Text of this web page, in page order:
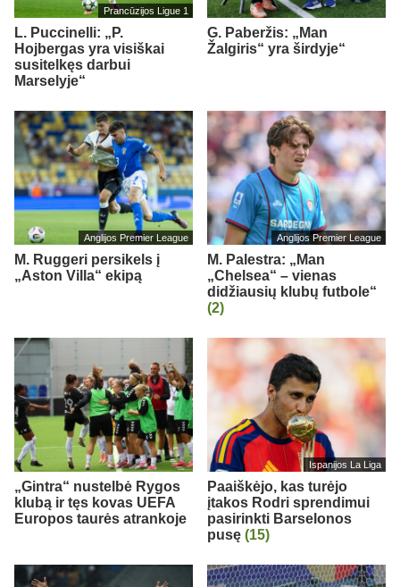
Prancūzijos Ligue 1
L. Puccinelli: „P.
Hojbergas yra visiškai
susitelkęs darbui
Marselyje“
G. Paberžis: „Man
Žalgiris“ yra širdyje“
Anglijos Premier League
M. Ruggeri persikels į
„Aston Villa“ ekipą
Anglijos Premier League
M. Palestra: „Man
„Chelsea“ – vienas
didžiausių klubų futbole“
(2)
„Gintra“ nustelbė Rygos
klubą ir tęs kovas UEFA
Europos taurės atrankoje
Ispanijos La Liga
Paaiškėjo, kas turėjo
įtakos Rodri sprendimui
pasirinkti Barselonos
pusę (15)